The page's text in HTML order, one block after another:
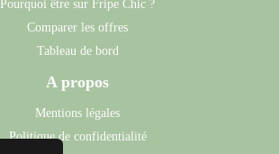
Pourquoi être sur Fripe Chic ?
Comparer les offres
Tableau de bord
A propos
Mentions légales
Politique de confidentialité